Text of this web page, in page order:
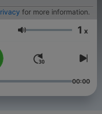
for more information.
Volume 1 x
00:00